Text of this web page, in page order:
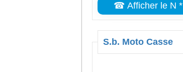
☎ Afficher le N *
S.b. Moto Casse